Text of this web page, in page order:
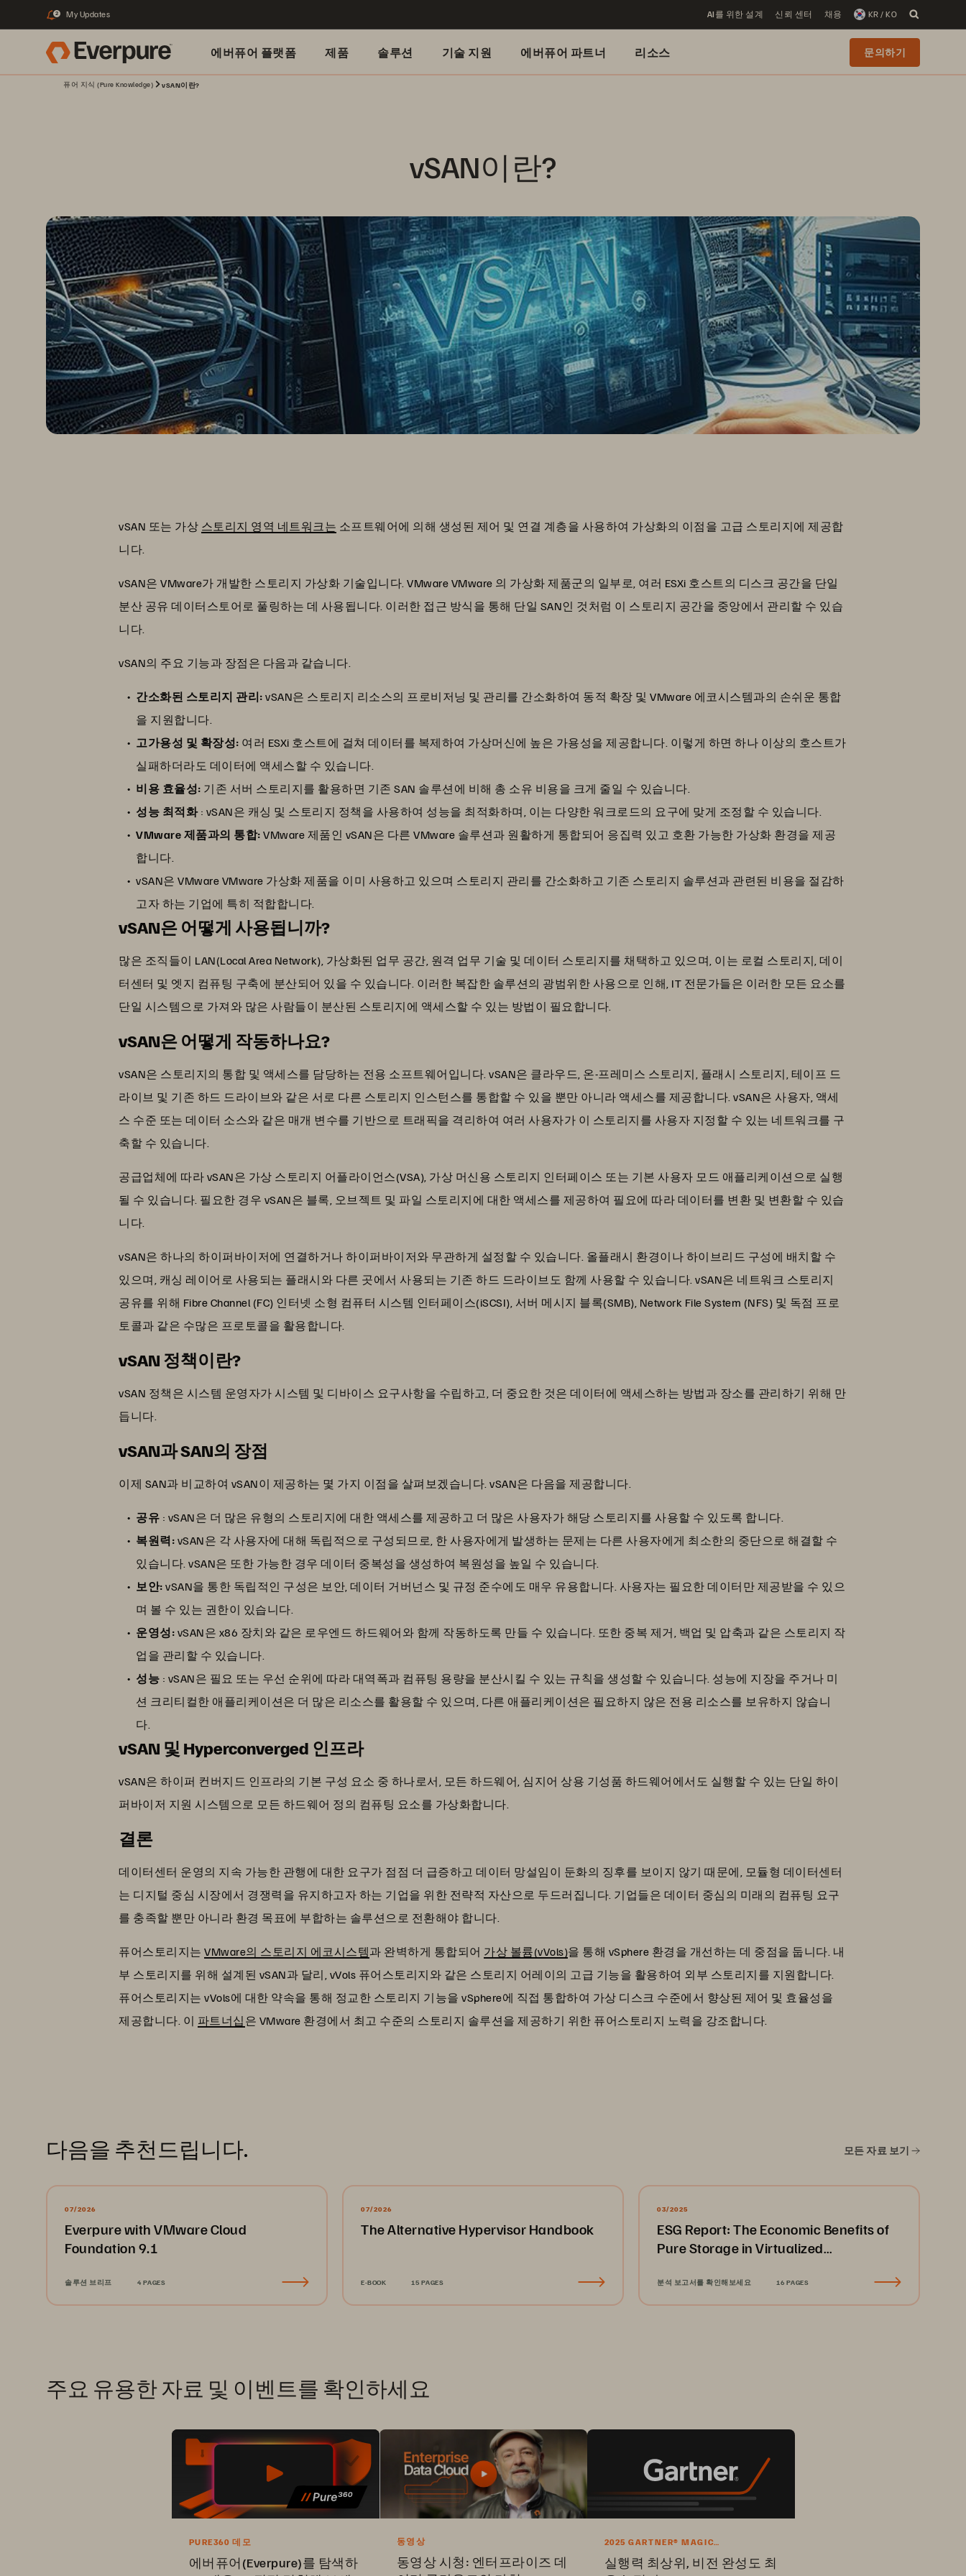
2 My Updates AI를 위한 설계 신뢰 센터 채용 KR / KO
에버퓨어 플랫폼 제품 솔루션 기술 지원 에버퓨어 파트너 리소스 문의하기
퓨어 지식 (Pure Knowledge) vSAN이란?
vSAN이란?
vSAN 또는 가상 스토리지 영역 네트워크는 소프트웨어에 의해 생성된 제어 및 연결 계층을 사용하여 가상화의 이점을 고급 스토리지에 제공합
니다.
vSAN은 VMware가 개발한 스토리지 가상화 기술입니다. VMware VMware 의 가상화 제품군의 일부로, 여러 ESXi 호스트의 디스크 공간을 단일
분산 공유 데이터스토어로 풀링하는 데 사용됩니다. 이러한 접근 방식을 통해 단일 SAN인 것처럼 이 스토리지 공간을 중앙에서 관리할 수 있습
니다.
vSAN의 주요 기능과 장점은 다음과 같습니다.
간소화된 스토리지 관리: vSAN은 스토리지 리소스의 프로비저닝 및 관리를 간소화하여 동적 확장 및 VMware 에코시스템과의 손쉬운 통합
을 지원합니다.
고가용성 및 확장성: 여러 ESXi 호스트에 걸쳐 데이터를 복제하여 가상머신에 높은 가용성을 제공합니다. 이렇게 하면 하나 이상의 호스트가
실패하더라도 데이터에 액세스할 수 있습니다.
비용 효율성: 기존 서버 스토리지를 활용하면 기존 SAN 솔루션에 비해 총 소유 비용을 크게 줄일 수 있습니다.
성능 최적화 : vSAN은 캐싱 및 스토리지 정책을 사용하여 성능을 최적화하며, 이는 다양한 워크로드의 요구에 맞게 조정할 수 있습니다.
VMware 제품과의 통합: VMware 제품인 vSAN은 다른 VMware 솔루션과 원활하게 통합되어 응집력 있고 호환 가능한 가상화 환경을 제공
합니다.
vSAN은 VMware VMware 가상화 제품을 이미 사용하고 있으며 스토리지 관리를 간소화하고 기존 스토리지 솔루션과 관련된 비용을 절감하
고자 하는 기업에 특히 적합합니다.
vSAN은 어떻게 사용됩니까?
많은 조직들이 LAN(Local Area Network), 가상화된 업무 공간, 원격 업무 기술 및 데이터 스토리지를 채택하고 있으며, 이는 로컬 스토리지, 데이
터센터 및 엣지 컴퓨팅 구축에 분산되어 있을 수 있습니다. 이러한 복잡한 솔루션의 광범위한 사용으로 인해, IT 전문가들은 이러한 모든 요소를
단일 시스템으로 가져와 많은 사람들이 분산된 스토리지에 액세스할 수 있는 방법이 필요합니다.
vSAN은 어떻게 작동하나요?
vSAN은 스토리지의 통합 및 액세스를 담당하는 전용 소프트웨어입니다. vSAN은 클라우드, 온-프레미스 스토리지, 플래시 스토리지, 테이프 드
라이브 및 기존 하드 드라이브와 같은 서로 다른 스토리지 인스턴스를 통합할 수 있을 뿐만 아니라 액세스를 제공합니다. vSAN은 사용자, 액세
스 수준 또는 데이터 소스와 같은 매개 변수를 기반으로 트래픽을 격리하여 여러 사용자가 이 스토리지를 사용자 지정할 수 있는 네트워크를 구
축할 수 있습니다.
공급업체에 따라 vSAN은 가상 스토리지 어플라이언스(VSA), 가상 머신용 스토리지 인터페이스 또는 기본 사용자 모드 애플리케이션으로 실행
될 수 있습니다. 필요한 경우 vSAN은 블록, 오브젝트 및 파일 스토리지에 대한 액세스를 제공하여 필요에 따라 데이터를 변환 및 변환할 수 있습
니다.
vSAN은 하나의 하이퍼바이저에 연결하거나 하이퍼바이저와 무관하게 설정할 수 있습니다. 올플래시 환경이나 하이브리드 구성에 배치할 수
있으며, 캐싱 레이어로 사용되는 플래시와 다른 곳에서 사용되는 기존 하드 드라이브도 함께 사용할 수 있습니다. vSAN은 네트워크 스토리지
공유를 위해 Fibre Channel (FC) 인터넷 소형 컴퓨터 시스템 인터페이스(iSCSI), 서버 메시지 블록(SMB), Network File System (NFS) 및 독점 프로
토콜과 같은 수많은 프로토콜을 활용합니다.
vSAN 정책이란?
vSAN 정책은 시스템 운영자가 시스템 및 디바이스 요구사항을 수립하고, 더 중요한 것은 데이터에 액세스하는 방법과 장소를 관리하기 위해 만
듭니다.
vSAN과 SAN의 장점
이제 SAN과 비교하여 vSAN이 제공하는 몇 가지 이점을 살펴보겠습니다. vSAN은 다음을 제공합니다.
공유 : vSAN은 더 많은 유형의 스토리지에 대한 액세스를 제공하고 더 많은 사용자가 해당 스토리지를 사용할 수 있도록 합니다.
복원력: vSAN은 각 사용자에 대해 독립적으로 구성되므로, 한 사용자에게 발생하는 문제는 다른 사용자에게 최소한의 중단으로 해결할 수
있습니다. vSAN은 또한 가능한 경우 데이터 중복성을 생성하여 복원성을 높일 수 있습니다.
보안: vSAN을 통한 독립적인 구성은 보안, 데이터 거버넌스 및 규정 준수에도 매우 유용합니다. 사용자는 필요한 데이터만 제공받을 수 있으
며 볼 수 있는 권한이 있습니다.
운영성: vSAN은 x86 장치와 같은 로우엔드 하드웨어와 함께 작동하도록 만들 수 있습니다. 또한 중복 제거, 백업 및 압축과 같은 스토리지 작
업을 관리할 수 있습니다.
성능 : vSAN은 필요 또는 우선 순위에 따라 대역폭과 컴퓨팅 용량을 분산시킬 수 있는 규칙을 생성할 수 있습니다. 성능에 지장을 주거나 미
션 크리티컬한 애플리케이션은 더 많은 리소스를 활용할 수 있으며, 다른 애플리케이션은 필요하지 않은 전용 리소스를 보유하지 않습니
다.
vSAN 및 Hyperconverged 인프라
vSAN은 하이퍼 컨버지드 인프라의 기본 구성 요소 중 하나로서, 모든 하드웨어, 심지어 상용 기성품 하드웨어에서도 실행할 수 있는 단일 하이
퍼바이저 지원 시스템으로 모든 하드웨어 정의 컴퓨팅 요소를 가상화합니다.
결론
데이터센터 운영의 지속 가능한 관행에 대한 요구가 점점 더 급증하고 데이터 망설임이 둔화의 징후를 보이지 않기 때문에, 모듈형 데이터센터
는 디지털 중심 시장에서 경쟁력을 유지하고자 하는 기업을 위한 전략적 자산으로 두드러집니다. 기업들은 데이터 중심의 미래의 컴퓨팅 요구
를 충족할 뿐만 아니라 환경 목표에 부합하는 솔루션으로 전환해야 합니다.
퓨어스토리지는VMware의 스토리지 에코시스템과 완벽하게 통합되어 가상 볼륨(vVols)을 통해 vSphere 환경을 개선하는 데 중점을 둡니다. 내
부 스토리지를 위해 설계된 vSAN과 달리, vVols 퓨어스토리지와 같은 스토리지 어레이의 고급 기능을 활용하여 외부 스토리지를 지원합니다.
퓨어스토리지는 vVols에 대한 약속을 통해 정교한 스토리지 기능을 vSphere에 직접 통합하여 가상 디스크 수준에서 향상된 제어 및 효율성을
제공합니다. 이 파트너십 은 VMware 환경에서 최고 수준의 스토리지 솔루션을 제공하기 위한 퓨어스토리지 노력을 강조합니다.
다음을 추천드립니다. 모든 자료 보기
07/2026
Everpure with VMware Cloud
Foundation 9.1
솔루션 브리프 4 PAGES
07/2026
The Alternative Hypervisor Handbook
E-BOOK 15 PAGES
03/2025
ESG Report: The Economic Benefits of
Pure Storage in Virtualized
분석 보고서를 확인해보세요 16 PAGES
주요 유용한 자료 및 이벤트를 확인하세요
PURE360 데모
에버퓨어(Everpure)를 탐색하
동영상
동영상 시청: 엔터프라이즈 데
2025 GARTNER® MAGIC
실행력 최상위, 비전 완성도 최